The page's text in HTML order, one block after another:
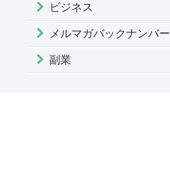
ビジネス
メルマガバックナンバー
副業